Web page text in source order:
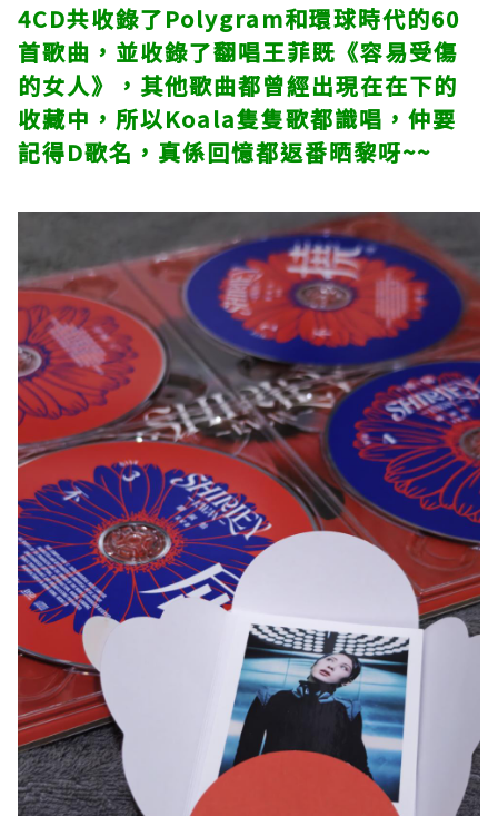
4CD共收錄了Polygram和環球時代的60
首歌曲，並收錄了翻唱王菲既《容易受傷
的女人》，其他歌曲都曾經出現在在下的
收藏中，所以Koala隻隻歌都識唱，仲要
記得D歌名，真係回憶都返番晒黎呀~~